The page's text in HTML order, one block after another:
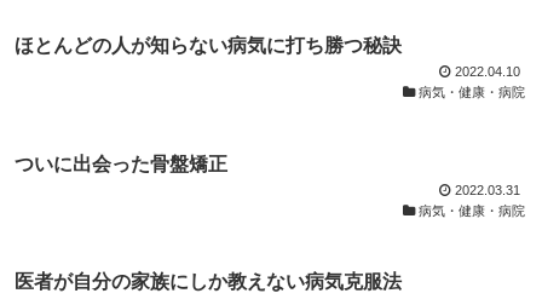
ほとんどの人が知らない病気に打ち勝つ秘訣
2022.04.10
病気・健康・病院
ついに出会った骨盤矯正
2022.03.31
病気・健康・病院
医者が自分の家族にしか教えない病気克服法